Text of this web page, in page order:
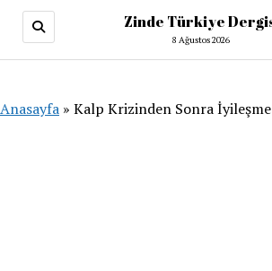
Zinde Türkiye
8 Ağustos 2026
Anasayfa » Kalp Krizinden Sonra